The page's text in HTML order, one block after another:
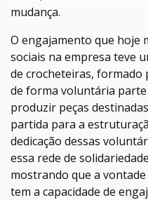
mudança.
O engajamento que hoje
sociais na empresa teve
de crocheteiras, formado
de forma voluntária
produzir peças
partida para a
dedicação dessas
essa rede de
mostrando que a
tem a capacidade de